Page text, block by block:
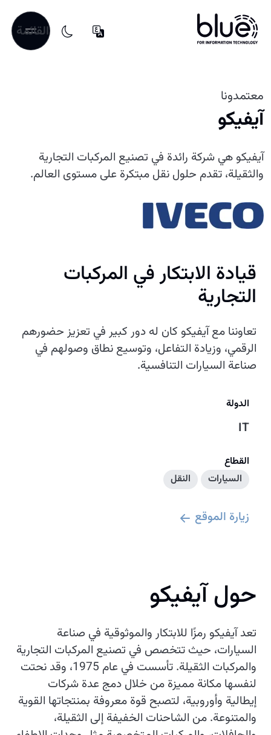
القائمة
معتمدونا
آيفيكو
آيفيكو هي شركة رائدة في تصنيع المركبات التجارية
والثقيلة، تقدم حلول نقل مبتكرة على مستوى العالم.
قيادة الابتكار في المركبات
التجارية
تعاوننا مع آيفيكو كان له دور كبير في تعزيز حضورهم
الرقمي، وزيادة التفاعل، وتوسيع نطاق وصولهم في
صناعة السيارات التنافسية.
الدولة
IT
القطاع
السيارات
النقل
زيارة الموقع
حول آيفيكو
تعد آيفيكو رمزًا للابتكار والموثوقية في صناعة
السيارات، حيث تتخصص في تصنيع المركبات التجارية
والمركبات الثقيلة. تأسست في عام 1975، وقد نحتت
لنفسها مكانة مميزة من خلال دمج عدة شركات
إيطالية وأوروبية، لتصبح قوة معروفة بمنتجاتها القوية
والمتنوعة. من الشاحنات الخفيفة إلى الثقيلة،